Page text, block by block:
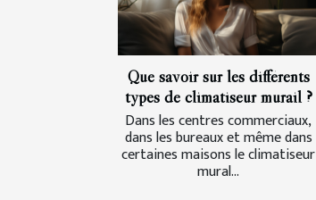
Que savoir sur les différents
types de climatiseur murail ?
Dans les centres commerciaux,
dans les bureaux et même dans
certaines maisons le climatiseur
mural...